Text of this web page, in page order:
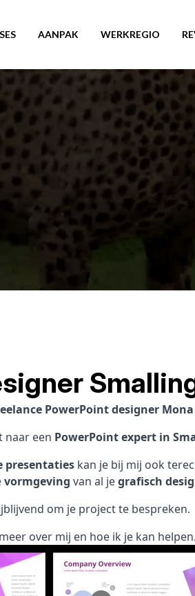
AANPAK WERKREGIO
PowerPoint designer Mona
naar een PowerPoint expert in
presentaties kan je bij mij ook
vormgeving van al jegrafisch
om je project te bespreken.
over mij en hoe ik je kan